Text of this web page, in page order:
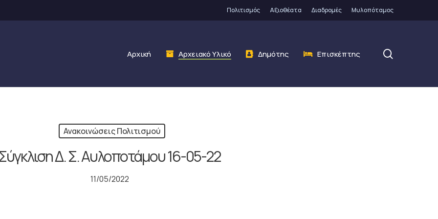
Πολιτισμός Αξιοθέατα Διαδρομές Μυλοπόταμος
Αρχική Αρχειακό Υλικό Δημότης Επισκέπτης
Ανακοινώσεις Πολιτισμού
Δ. Σ. Αυλοποτάμου 16-05-22
11/05/2022